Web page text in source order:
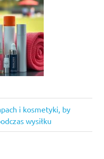
i kosmetyki, by
wysiłku